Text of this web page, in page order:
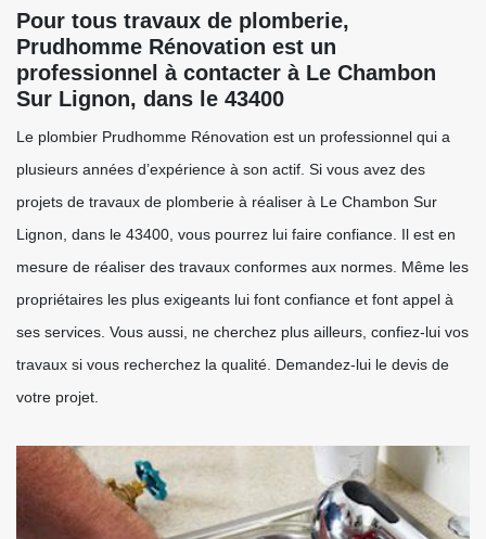
Pour tous travaux de plomberie,
Prudhomme Rénovation est un
professionnel à contacter à Le Chambon
Sur Lignon, dans le 43400
Le plombier Prudhomme Rénovation est un professionnel qui a
plusieurs années d’expérience à son actif. Si vous avez des
projets de travaux de plomberie à réaliser à Le Chambon Sur
Lignon, dans le 43400, vous pourrez lui faire confiance. Il est en
mesure de réaliser des travaux conformes aux normes. Même les
propriétaires les plus exigeants lui font confiance et font appel à
ses services. Vous aussi, ne cherchez plus ailleurs, confiez-lui vos
travaux si vous recherchez la qualité. Demandez-lui le devis de
votre projet.